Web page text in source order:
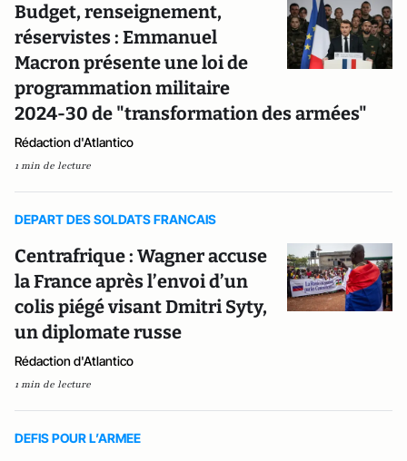
Budget, renseignement,
réservistes : Emmanuel
Macron présente une loi de
programmation militaire
2024-30 de "transformation des armées"
Rédaction d'Atlantico
1 min de lecture
DEPART DES SOLDATS FRANCAIS
Centrafrique : Wagner accuse
la France après l’envoi d’un
colis piégé visant Dmitri Syty,
un diplomate russe
Rédaction d'Atlantico
1 min de lecture
DEFIS POUR L’ARMEE